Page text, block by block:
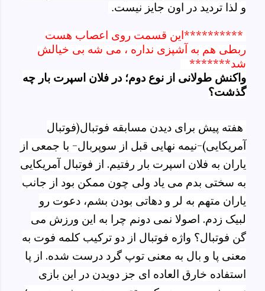
و لذا تردید در اون جایز نیست.
**********این قسمت روی اعصاب هست
ربطی هم به آشپزی نداره ، می شه بی خیالش
شد*******
واکنش طولانی از نوع دوم؛ در فلان اسپرت بار چه
گذشت؟
هفته پیش برای دیدن مسابقه فوتبال(فوتبال
آمریکایی)-نیمه نهایی قبل از سوپربال- با جمعی از
یاران به فلان اسپرت بار رفتیم. از فوتبال آمریکایی
به سختی بدم می یاد ولی چون ممکن بود از جانب
یاران متهم به لر و دهاتی بودن بشم، دعوت رو
لبیک زدم. اصولا نمی دونم چرا به این ورزش می
گن فوتبال؟ واژه فوتبال از دو ترکیب کلمه فوت به
معنی پا و بال به معنی توپ گرد درست شده. از پا
استفاده خارق العاده ای جز دویدن در این بازی